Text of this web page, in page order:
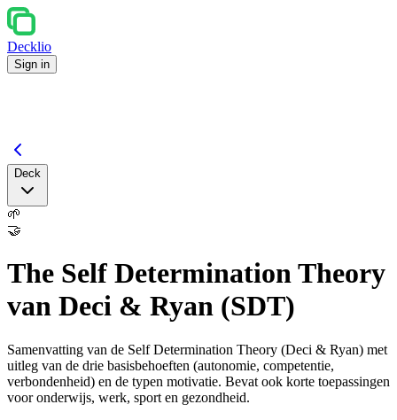
Decklio
Sign in
Deck
🌱
🤝
The Self Determination Theory
van Deci & Ryan (SDT)
Samenvatting van de Self Determination Theory (Deci & Ryan) met
uitleg van de drie basisbehoeften (autonomie, competentie,
verbondenheid) en de typen motivatie. Bevat ook korte toepassingen
voor onderwijs, werk, sport en gezondheid.